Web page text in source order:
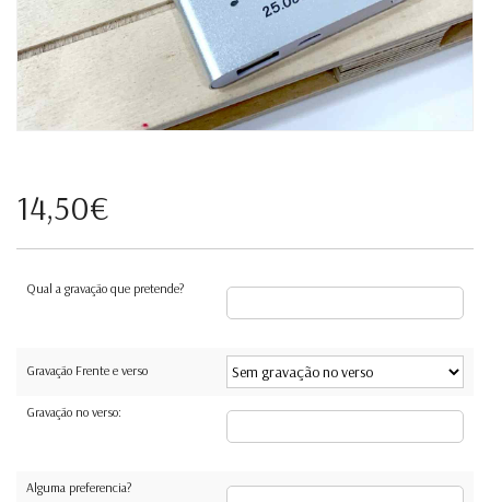
14,50€
Qual a gravação que pretende?
Gravação Frente e verso
Gravação no verso:
Alguma preferencia?